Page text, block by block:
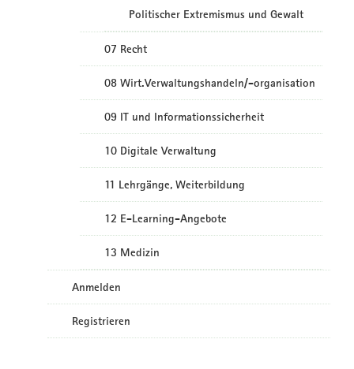
Politischer Extremismus und Gewalt
07 Recht
08 Wirt.Verwaltungshandeln/-organisation
09 IT und Informationssicherheit
10 Digitale Verwaltung
11 Lehrgänge, Weiterbildung
12 E-Learning-Angebote
13 Medizin
Anmelden
Registrieren